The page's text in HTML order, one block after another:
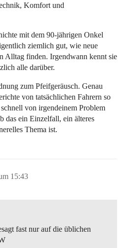
Komfort und
mit dem 90-jährigen Onkel
ziemlich gut, wie neue
Alltag finden. Irgendwann kennt sie
alle darüber.
zum Pfeifgeräusch. Genau
von tatsächlichen Fahrern so
von irgendeinem Problem
das ein Einzelfall, ein älteres
Thema ist.
15:43
fast nur auf die üblichen